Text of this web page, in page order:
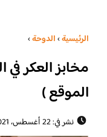
الرئيسية›الدوحة›
مخابز العكر في
الموقع )
نشر في: 22 أغسطس، 2021